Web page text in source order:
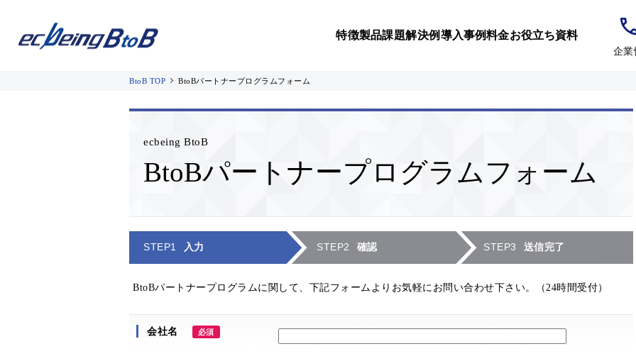
特徴製品
製品
BtoBプラットフォーム
BtoBパッケー
BtoBECサイトで解決できる課題例
課題解決例 導入事例
導入事例
一覧を見る
目的から探す
業務効率化
新規顧客の開拓
新規顧客
料金お役立ち資料
お役立ち資料
受注業務のDX化まずはこれでこっそり
まだまだ減らせな
で効率化
企業
BtoB TOP BtoBパートナープログラムフォーム
ecbeing BtoB
BtoBパートナープログラムフォーム
STEP1 入力 STEP2 確認 STEP3 送信完了
BtoBパートナープログラムに関して、下記フォームよりお気軽にお問い合わせ下さい。（24時間受付）
会社名 必須